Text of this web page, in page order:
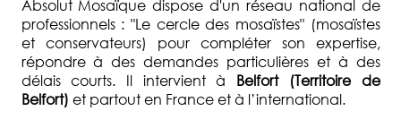
Absolut Mosaïque dispose d'un réseau national de
professionnels : "Le cercle des mosaïstes" (mosaïstes
et conservateurs) pour compléter son expertise,
répondre à des demandes particulières et à des
délais courts. Il intervient à Belfort (Territoire de
Belfort) et partout en France et à l’international.